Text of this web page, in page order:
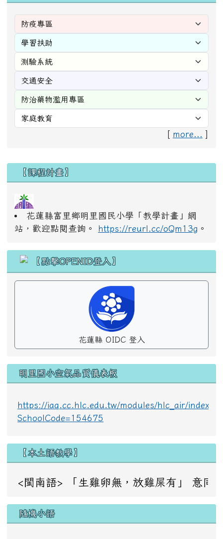
[ more...
右邊區域內容
【課程計畫】
花蓮縣富里鄉明里國民小學「教學計畫」網
站，歡迎點閱查詢。
https://reurl.cc/oQm13g 。
花蓮縣 OIDC 登入
明里國小空氣品質儀表板
https://iaq.cc.hlc.edu.tw/modules/hlc_air/
SchoolCode=154675
【本土語教學】
<閩南語> 「生雞卵無，放雞屎有」 意
隨機小語